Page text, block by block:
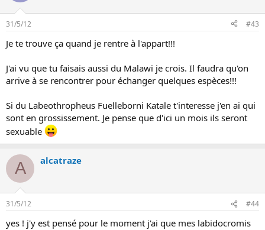
31/5/12 #43
Je te trouve ça quand je rentre à l'appart!!!
J'ai vu que tu faisais aussi du Malawi je crois. Il faudra qu'on
arrive à se rencontrer pour échanger quelques espèces!!!
Si du Labeothropheus Fuelleborni Katale t'interesse j'en ai qui
sont en grossissement. Je pense que d'ici un mois ils seront
sexuable
A alcatraze
31/5/12 #44
yes ! j'y est pensé pour le moment j'ai que mes labidocromis